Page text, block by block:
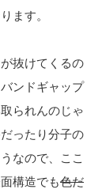
ます。
抜けてくるの
ンドギャップ
られんのじゃ
ったり分子の
なので、ここ
構造でも色だ